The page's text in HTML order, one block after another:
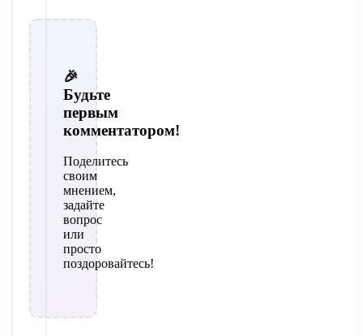
🎉
Будьте
первым
комментатором!
Поделитесь
своим
мнением,
задайте
вопрос
или
просто
поздоровайтесь!